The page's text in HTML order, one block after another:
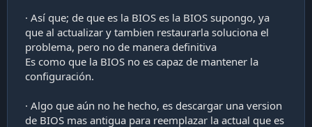
· Así que; de que es la BIOS es la BIOS supongo, ya
que al actualizar y tambien restaurarla soluciona el
problema, pero no de manera definitiva
Es como que la BIOS no es capaz de mantener la
configuración.
· Algo que aún no he hecho, es descargar una version
de BIOS mas antigua para reemplazar la actual que es